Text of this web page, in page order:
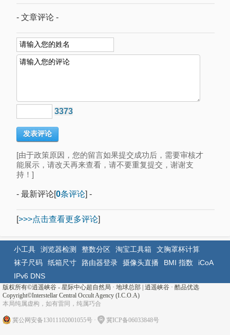
- 文章评论 -
3373
[由于政策原因，您的留言如果提交成功后，需要审核才
能展示，请改天再来查看，请不要重复提交，谢谢支
持！]
- 最新评论[0条评论] -
[>>>点击查看更多评论]
小工具 浏览器检测 整数分区 淘宝工具箱
文胸罩杯计算
袜子尺码
纸箱尺寸 路由器登录 摄像头直播 BMI 指数
iCoA
IPv6 DNS
版权所有©逍遥峡谷 - 星际中心超自然局 · 地球总部 | 逍遥峡谷 · 酷品优选
Copyright©Interstellar Central Occult Agency (I.C.O.A)
本局纯属虚构，如有雷同，纯属巧合
冀公网安备13011102001055号 · 冀ICP备06033848号